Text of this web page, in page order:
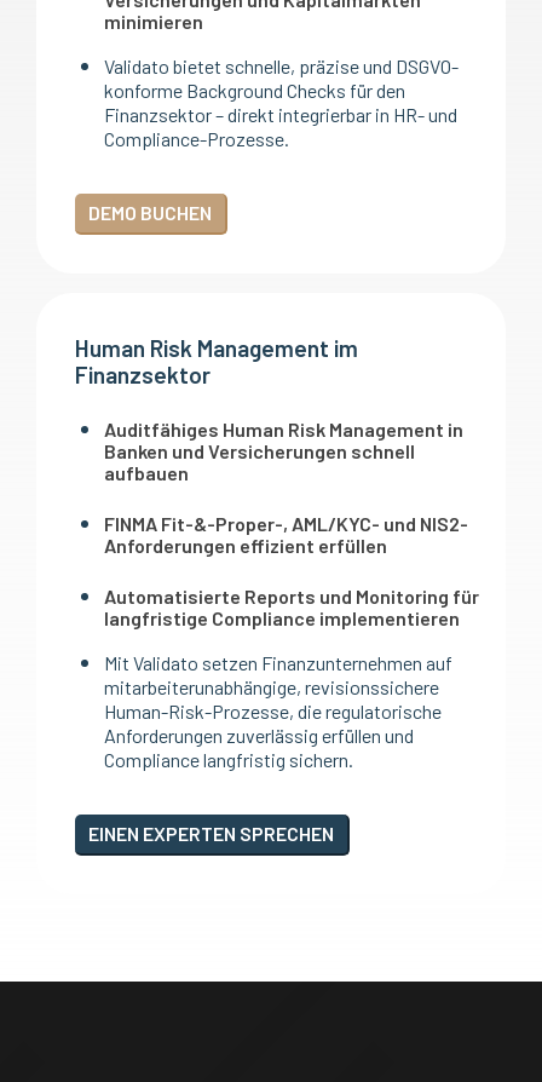
minimieren
Validato bietet schnelle, präzise und DSGVO-
konforme Background Checks für den
Finanzsektor – direkt integrierbar in HR- und
Compliance-Prozesse.
DEMO BUCHEN
Human Risk Management im
Finanzsektor
Auditfähiges Human Risk Management in
Banken und Versicherungen schnell
aufbauen
FINMA Fit-&-Proper-, AML/KYC- und NIS2-
Anforderungen effizient erfüllen
Automatisierte Reports und Monitoring für
langfristige Compliance implementieren
Mit Validato setzen Finanzunternehmen auf
mitarbeiterunabhängige, revisionssichere
Human-Risk-Prozesse, die regulatorische
Anforderungen zuverlässig erfüllen und
Compliance langfristig sichern.
EINEN EXPERTEN SPRECHEN